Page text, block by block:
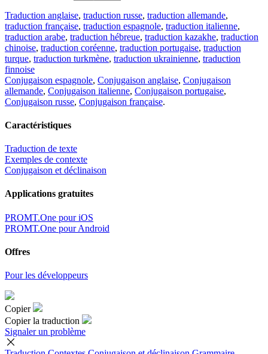
Traduction anglaise, traduction russe, traduction allemande,
traduction française, traduction espagnole, traduction italienne,
traduction arabe, traduction hébreue, traduction kazakhe, traduction
chinoise, traduction coréenne, traduction portugaise, traduction
turque, traduction turkmène, traduction ukrainienne, traduction
finnoise
Conjugaison espagnole, Conjugaison anglaise, Conjugaison
allemande, Conjugaison italienne, Conjugaison portugaise,
Conjugaison russe, Conjugaison française.
Caractéristiques
Traduction de texte
Exemples de contexte
Conjugaison et déclinaison
Applications gratuites
PROMT.One pour iOS
PROMT.One pour Android
Offres
Pour les développeurs
Copier
Copier la traduction
Signaler un problème